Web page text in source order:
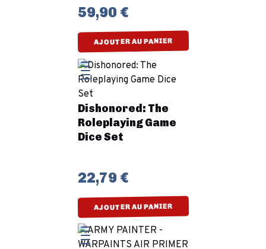
59,90 €
AJOUTER AU PANIER
Dishonored: The
Roleplaying Game
Dice Set
22,79 €
AJOUTER AU PANIER